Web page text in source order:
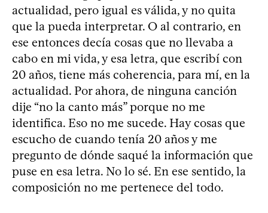
actualidad, pero igual es válida, y no quita
que la pueda interpretar. O al contrario, en
ese entonces decía cosas que no llevaba a
cabo en mi vida, y esa letra, que escribí con
20 años, tiene más coherencia, para mí, en la
actualidad. Por ahora, de ninguna canción
dije “no la canto más” porque no me
identifica. Eso no me sucede. Hay cosas que
escucho de cuando tenía 20 años y me
pregunto de dónde saqué la información que
puse en esa letra. No lo sé. En ese sentido, la
composición no me pertenece del todo.